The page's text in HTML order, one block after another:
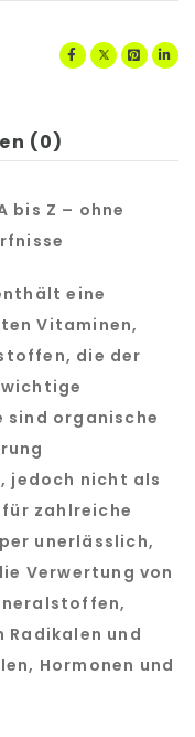
(0)
bis Z – ohne
eine
Vitaminen,
die der
sind organische
jedoch nicht als
zahlreiche
unerlässlich,
Verwertung von
Radikalen und
Hormonen und